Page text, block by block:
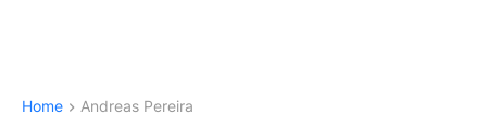
Home Andreas Pereira